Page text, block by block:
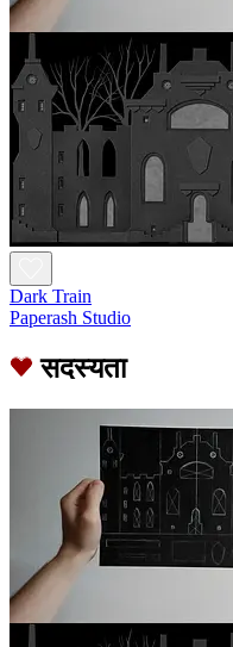
Dark Train
Paperash Studio
सदस्यता